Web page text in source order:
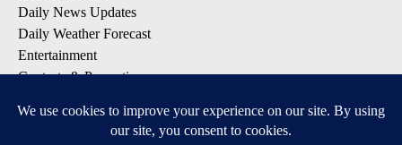
Daily News Updates
Daily Weather Forecast
Entertainment
Contests & Promotions
DOWNLOAD OUR APPS